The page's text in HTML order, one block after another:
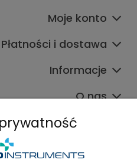
Moje konto
Płatności i dostawa
Informacje
O nas